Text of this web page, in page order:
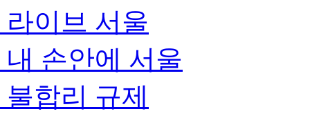
라이브 서울
내 손안에 서울
불합리 규제